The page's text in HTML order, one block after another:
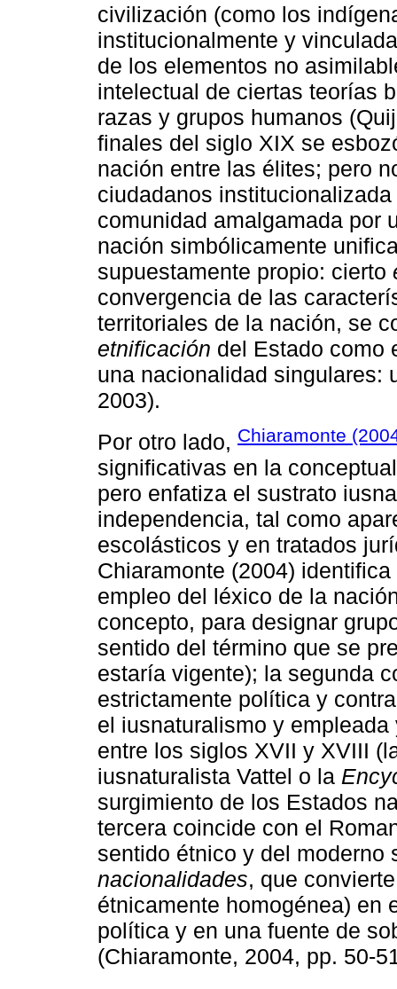
civilización (como los
institucionalmente y
de los elementos no
intelectual de ciertas teorías
razas y grupos humanos
finales del siglo XIX se
nación entre las élites; pero
ciudadanos
comunidad amalgamada por
nación simbólicamente
supuestamente propio: cierto
convergencia de las
territoriales de la nación, se
etnificación del Estado como
una nacionalidad singulares:
2003).
Por otro lado, Chiaramonte
significativas en la
pero enfatiza el sustrato
independencia, tal como
escolásticos y en tratados
Chiaramonte (2004)
empleo del léxico de la
concepto, para designar
sentido del término que se
estaría vigente); la segunda
estrictamente política y
el iusnaturalismo y
entre los siglos XVII y XVIII
iusnaturalista Vattel o la
surgimiento de los Estados
tercera coincide con el
sentido étnico y del
nacionalidades, que
étnicamente homogénea) en
política y en una fuente de
(Chiaramonte, 2004, pp. 50-